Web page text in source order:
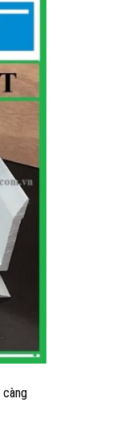
càng